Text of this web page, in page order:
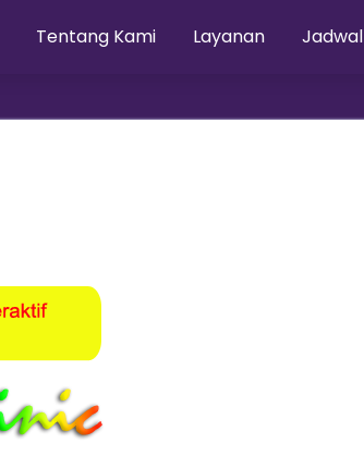
Tentang Kami Layanan Jadwal